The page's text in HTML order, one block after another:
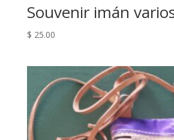
Souvenir imán
$ 25.00